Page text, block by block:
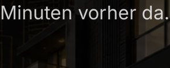
Minuten vorher da.